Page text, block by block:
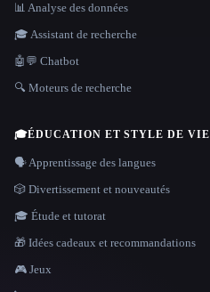
📊 Analyse des données
🎓 Assistant de recherche
🤖💬 Chatbot
🔍 Moteurs de recherche
🎓ÉDUCATION ET STYLE DE VIE
🗣️ Apprentissage des langues
🎲 Divertissement et nouveautés
🎓 Étude et tutorat
🎁 Idées cadeaux et recommandations
🎮 Jeux